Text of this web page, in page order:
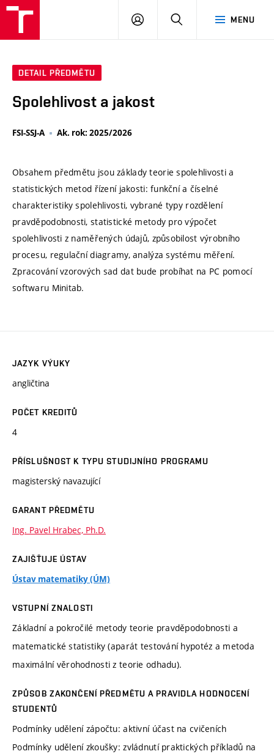
MENU
PŘIHLÁSIT
DETAIL PŘEDMĚTU
Spolehlivost a jakost
FSI-SSJ-A Ak. rok: 2025/2026
Obsahem předmětu jsou základy teorie spolehlivosti a
statistických metod řízení jakosti: funkční a číselné
charakteristiky spolehlivosti, vybrané typy rozdělení
pravděpodobnosti, statistické metody pro výpočet
spolehlivosti z naměřených údajů, způsobilost výrobního
procesu, regulační diagramy, analýza systému měření.
Zpracování vzorových sad dat bude probíhat na PC pomocí
softwaru Minitab.
JAZYK VÝUKY
angličtina
POČET KREDITŮ
4
PŘÍSLUŠNOST K TYPU STUDIJNÍHO PROGRAMU
magisterský navazující
GARANT PŘEDMĚTU
Ing. Pavel Hrabec, Ph.D.
ZAJIŠŤUJE ÚSTAV
Ústav matematiky (ÚM)
VSTUPNÍ ZNALOSTI
Základní a pokročilé metody teorie pravděpodobnosti a
matematické statistiky (aparát testování hypotéz a metoda
maximální věrohodnosti z teorie odhadu).
ZPŮSOB ZAKONČENÍ PŘEDMĚTU A PRAVIDLA HODNOCENÍ
STUDENTŮ
Podmínky udělení zápočtu: aktivní účast na cvičeních
Podmínky udělení zkoušky: zvládnutí praktických příkladů na